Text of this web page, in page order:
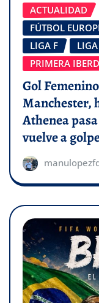
ACTUALIDAD
FÚTBOL
LIGA F
PRIMERA
Gol
Manchester,
Athenea
vuelve a